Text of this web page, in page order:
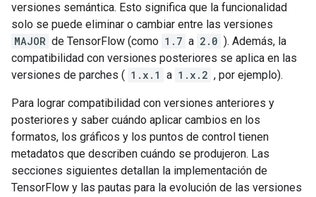
versiones semántica. Esto significa que la funcionalidad
solo se puede eliminar o cambiar entre las versiones
MAJOR de TensorFlow (como 1.7 a 2.0 ). Además, la
compatibilidad con versiones posteriores se aplica en las
versiones de parches ( 1.x.1 a 1.x.2 , por ejemplo).
Para lograr compatibilidad con versiones anteriores y
posteriores y saber cuándo aplicar cambios en los
formatos, los gráficos y los puntos de control tienen
metadatos que describen cuándo se produjeron. Las
secciones siguientes detallan la implementación de
TensorFlow y las pautas para la evolución de las versiones